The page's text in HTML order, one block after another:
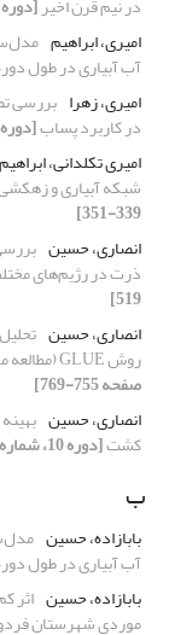
امیری، ابراهیم
آب آبیاری در طول
امیری، زهرا بررسی
در کاربرد پساب[دوره 10، شماره 3، 1395، صفحه 307-315]
امیری تکلدانی، ابراهیم
شبکه‌‌ آبیاری و
339-351]
انصاری، حسین
ذرت در رژیم‌های
519]
انصاری، حسین
روش GLUE (مطالعه موردی: دشت بجنورد)
صفحه 755-769]
انصاری، حسین
کشت[دوره 10، شماره 6، 1395، صفحه 849-859]
ب
بابازاده، حسین
آب آبیاری در طول
بابازاده، حسین اثر
موردی شهرستان